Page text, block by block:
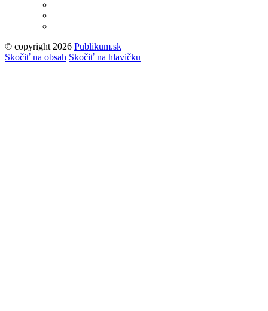
© copyright 2026 Publikum.sk
Tvorba stránok: Enjoy
Skočiť na obsah Skočiť na hlavičku